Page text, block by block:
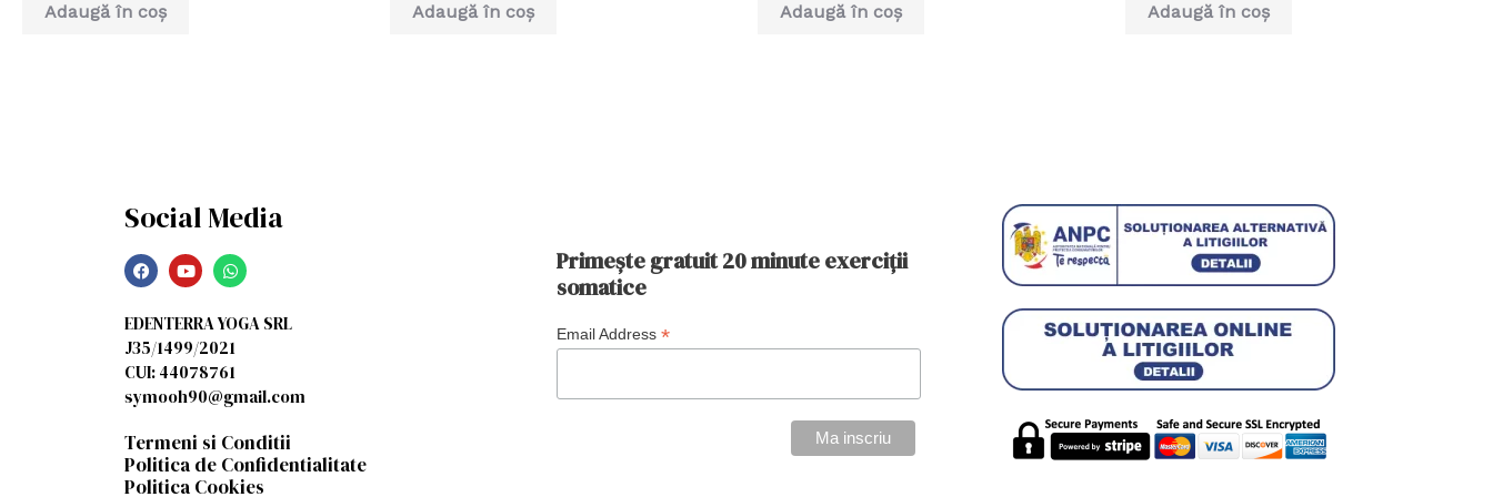
Adaugă în coș Adaugă în coș Adaugă în coș Adaugă în coș
Social Media
EDENTERRA YOGA SRL
J35/1499/2021
CUI: 44078761
symooh90@gmail.com
Termeni si Conditii
Politica de Confidentialitate
Politica Cookies
Primește gratuit 20 minute exerciții
somatice
Email Address *